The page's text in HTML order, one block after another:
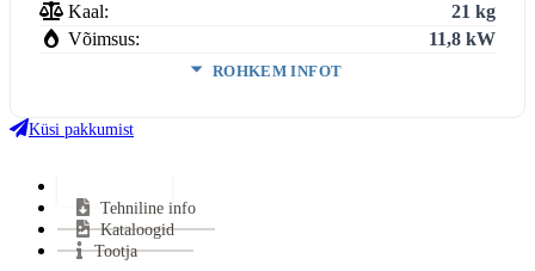
Kaal:
21 kg
Võimsus:
11,8 kW
ROHKEM INFOT
Uks avaneb:
Garantii:
Küsi pakkumist
Tehniline info
Kataloogid
Tootja